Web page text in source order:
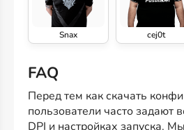
Snax cej0t
FAQ
Перед тем как скачать
пользователи часто задают
DPI и настройках запуска.